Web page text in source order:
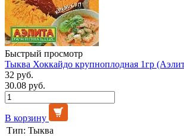
Быстрый просмотр
Тыква Хоккайдо крупноплодная 1гр
32 руб.
30.08 руб.
В корзину
Тип: Тыква